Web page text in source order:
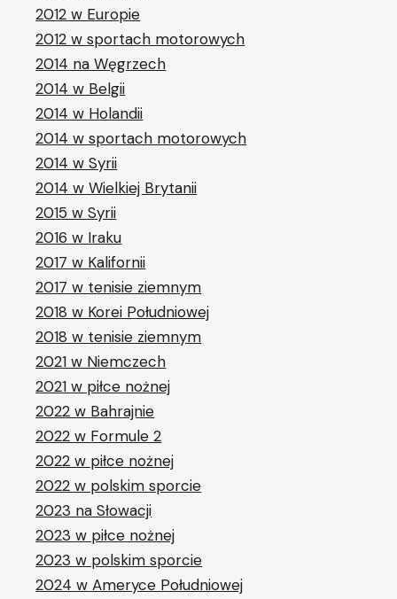
2012 w Europie
2012 w sportach motorowych
2014 na Węgrzech
2014 w Belgii
2014 w Holandii
2014 w sportach motorowych
2014 w Syrii
2014 w Wielkiej Brytanii
2015 w Syrii
2016 w Iraku
2017 w Kalifornii
2017 w tenisie ziemnym
2018 w Korei Południowej
2018 w tenisie ziemnym
2021 w Niemczech
2021 w piłce nożnej
2022 w Bahrajnie
2022 w Formule 2
2022 w piłce nożnej
2022 w polskim sporcie
2023 na Słowacji
2023 w piłce nożnej
2023 w polskim sporcie
2024 w Ameryce Południowej